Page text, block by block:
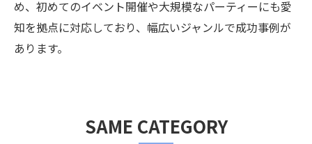
め、初めてのイベント開催や大規模なパーティーにも愛
知を拠点に対応しており、幅広いジャンルで成功事例が
あります。
SAME CATEGORY